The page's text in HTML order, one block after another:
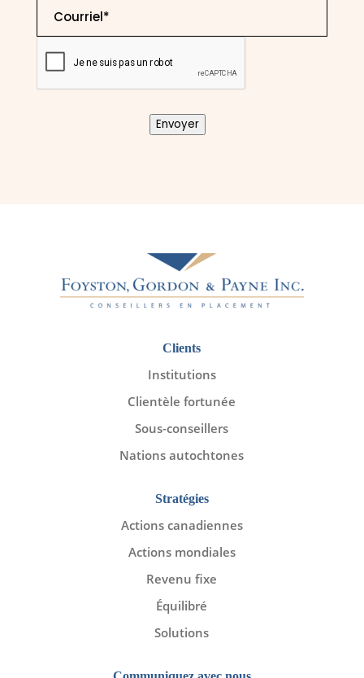
Envoyer
Clients
Institutions
Clientèle fortunée
Sous-conseillers
Nations autochtones
Stratégies
Actions canadiennes
Actions mondiales
Revenu fixe
Équilibré
Solutions